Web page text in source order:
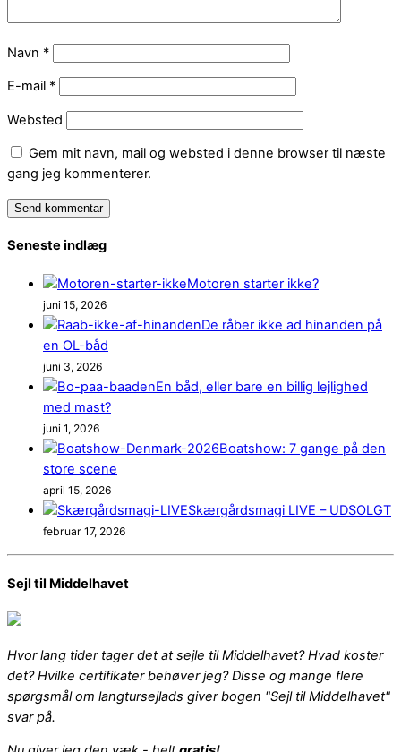
Navn *
E-mail *
Websted
Gem mit navn, mail og websted i denne browser til næste
gang jeg kommenterer.
Seneste indlæg
Motoren starter ikke?
juni 15, 2026
De råber ikke ad hinanden på
en OL-båd
juni 3, 2026
En båd, eller bare en billig lejlighed
med mast?
juni 1, 2026
Boatshow: 7 gange på den
store scene
april 15, 2026
Skærgårdsmagi LIVE – UDSOLGT
februar 17, 2026
Sejl til Middelhavet
Hvor lang tider tager det at sejle til Middelhavet? Hvad koster
det? Hvilke certifikater behøver jeg? Disse og mange flere
spørgsmål om langtursejlads giver bogen "Sejl til Middelhavet"
svar på.